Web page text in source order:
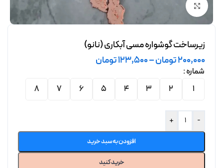
برای بزرگنمایی کلیک کنید
زیرساخت گوشواره مسی آبکاری (نانو)
200,000تومان–
123,500تومان
شماره
1
2
3
4
5
6
7
8
-
+
افزودن به سبد خرید
خرید کنید